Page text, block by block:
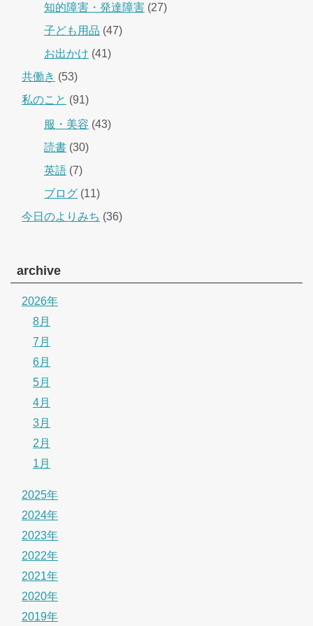
知的障害・発達障害 (27)
子ども用品 (47)
お出かけ (41)
共働き (53)
私のこと (91)
服・美容 (43)
読書 (30)
英語 (7)
ブログ (11)
今日のよりみち (36)
archive
2026年
8月
7月
6月
5月
4月
3月
2月
1月
2025年
2024年
2023年
2022年
2021年
2020年
2019年